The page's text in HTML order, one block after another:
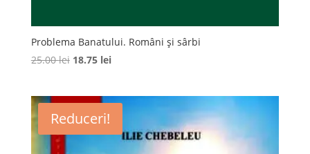
Problema Banatului. Români și sârbi
25.00lei Prețul
fost:
25.00 lei.
18.75 leiPrețul
18.75 lei.
Reduceri!